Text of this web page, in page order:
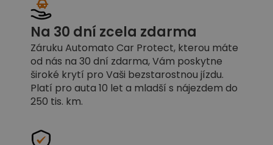
Na 30 dní zcela zdarma
Záruku Automato Car Protect, kterou máte
od nás na 30 dní zdarma, Vám poskytne
široké krytí pro Vaši bezstarostnou jízdu.
Platí pro auta 10 let a mladší s nájezdem do
250 tis. km.